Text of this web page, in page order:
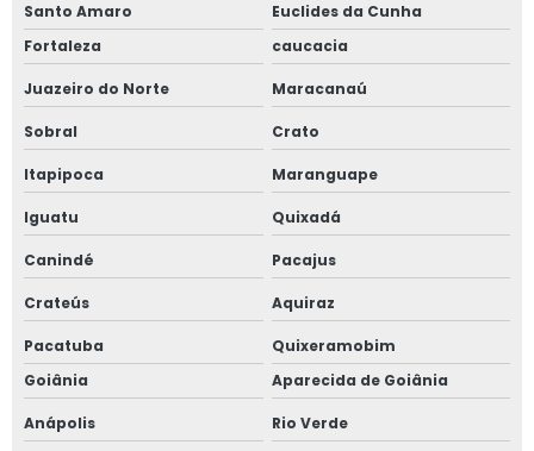
Santo Amaro
Euclides da Cunha
Fortaleza
caucacia
Juazeiro do Norte Maracanaú
Sobral Crato
Itapipoca Maranguape
Iguatu Quixadá
Canindé Pacajus
Crateús Aquiraz
Pacatuba
Quixeramobim
Goiânia
Aparecida de Goiânia
Anápolis Rio Verde